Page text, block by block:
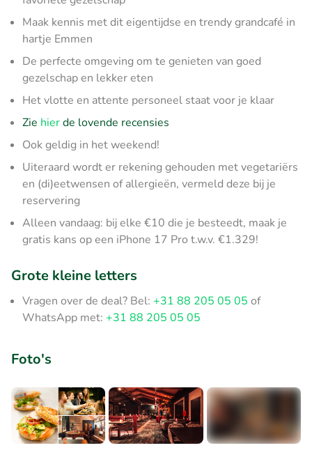
Maak kennis met dit eigentijdse en trendy grandcafé in
hartje Emmen
De perfecte omgeving om te genieten van goed
gezelschap en lekker eten
Het vlotte en attente personeel staat voor je klaar
Zie hierde lovende recensies
Ook geldig in het weekend!
Uiteraard wordt er rekening gehouden met vegetariërs
en (di)eetwensen of allergieën, vermeld deze bij je
reservering
Alleen vandaag: bij elke €10 die je besteedt, maak je
gratis kans op een iPhone 17 Pro t.w.v. €1.329!
Grote kleine letters
Vragen over de deal? Bel: +31 88 205 05 05 of
WhatsApp met: +31 88 205 05 05
Foto's